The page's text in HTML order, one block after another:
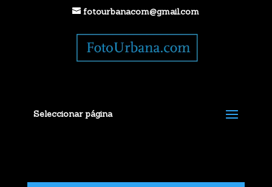
fotourbanacom@gmail.com
Seleccionar página